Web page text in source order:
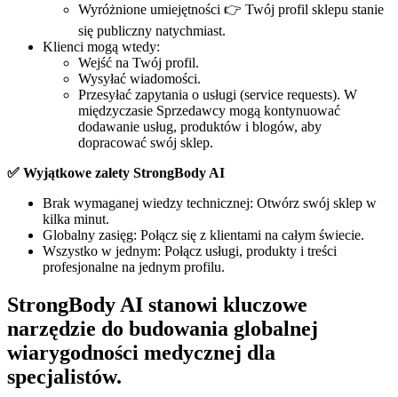
Wyróżnione umiejętności 👉 Twój profil sklepu stanie
się publiczny natychmiast.
Klienci mogą wtedy:
Wejść na Twój profil.
Wysyłać wiadomości.
Przesyłać zapytania o usługi (service requests). W
międzyczasie Sprzedawcy mogą kontynuować
dodawanie usług, produktów i blogów, aby
dopracować swój sklep.
✅ Wyjątkowe zalety StrongBody AI
Brak wymaganej wiedzy technicznej: Otwórz swój sklep w
kilka minut.
Globalny zasięg: Połącz się z klientami na całym świecie.
Wszystko w jednym: Połącz usługi, produkty i treści
profesjonalne na jednym profilu.
StrongBody AI stanowi kluczowe
narzędzie do budowania globalnej
wiarygodności medycznej dla
specjalistów.